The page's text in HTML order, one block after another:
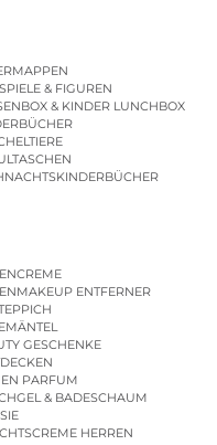
& FIGUREN
& KINDER LUNCHBOX
ENTFERNER
GESCHENKE
PARFUM
& BADESCHAUM
HERREN